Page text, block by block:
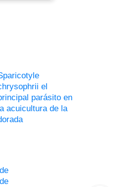
el
parásito en
la acuicultura de la